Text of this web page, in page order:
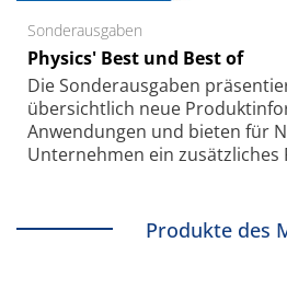
Sonderausgaben
Physics' Best und Best of
Die Sonder­ausgaben
übersichtlich neue
Anwendungen und bieten für
Unternehmen ein zusätzliches
Produkte des